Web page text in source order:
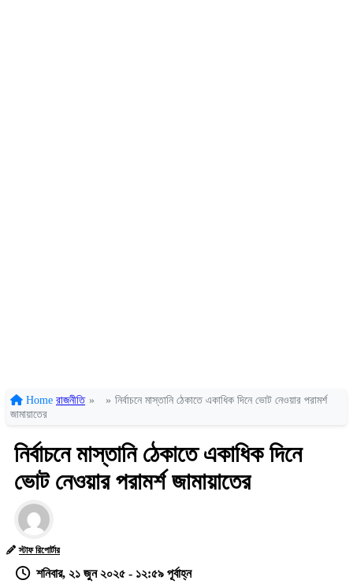
Home রাজনীতি » » নির্বাচনে মাস্তানি ঠেকাতে একাধিক দিনে ভোট নেওয়ার পরামর্শ
জামায়াতের
নির্বাচনে মাস্তানি ঠেকাতে একাধিক দিনে
ভোট নেওয়ার পরামর্শ জামায়াতের
স্টাফ রিপোর্টার
শনিবার, ২১ জুন ২০২৫ - ১২:৫৯ পূর্বাহ্ন